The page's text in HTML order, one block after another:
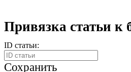
Привязка статьи к
ID статьи:
Сохранить